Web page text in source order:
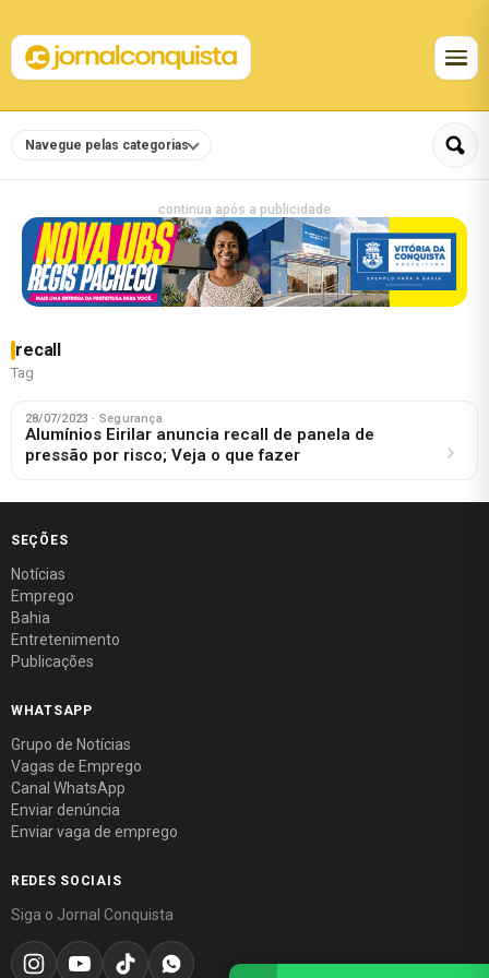
Navegue pelas categorias
continua após a publicidade
recall
Tag
28/07/2023 · Segurança
Alumínios Eirilar anuncia recall de panela de
pressão por risco; Veja o que fazer
SEÇÕES
Notícias
Emprego
Bahia
Entretenimento
Publicações
WHATSAPP
Grupo de Notícias
Vagas de Emprego
Canal WhatsApp
Enviar denúncia
Enviar vaga de emprego
REDES SOCIAIS
Siga o Jornal Conquista